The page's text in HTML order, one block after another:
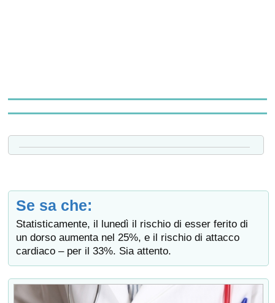
Se sa che:
Statisticamente, il lunedì il rischio di esser ferito di
un dorso aumenta nel 25%, e il rischio di attacco
cardiaco – per il 33%. Sia attento.